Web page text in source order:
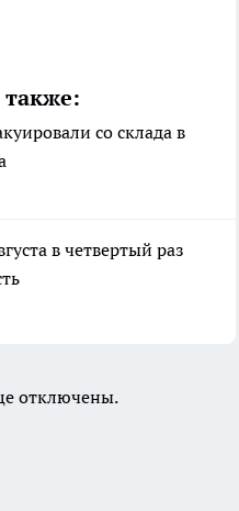
также:
со склада в
в четвертый раз
отключены.